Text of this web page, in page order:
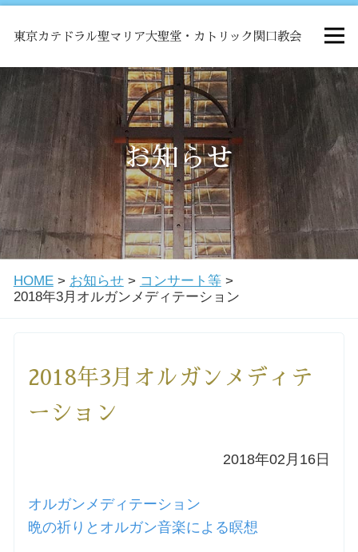
東京カテドラル聖マリア大聖堂・カトリック関口教会
HOME
ミサ
お知らせ
関口教会について
教会学校・中高生会
洗礼を希望される方
森田神父の講座
お知らせ
HOME> お知らせ> コンサート等>
2018年3月オルガンメディテーション
2018年3月オルガンメディテ
ーション
2018年02月16日
オルガンメディテーション
晩の祈りとオルガン音楽による瞑想